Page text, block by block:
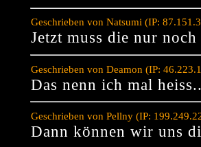
Geschrieben von Natsumi (IP:
Jetzt muss die nur
Geschrieben von Deamon (IP:
Das nenn ich mal
Geschrieben von Pellny (IP:
Dann können wir uns